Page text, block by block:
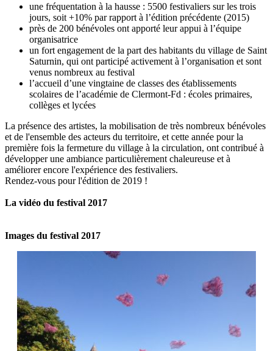
une fréquentation à la hausse : 5500 festivaliers sur les trois
jours, soit +10% par rapport à l’édition précédente (2015)
près de 200 bénévoles ont apporté leur appui à l’équipe
organisatrice
un fort engagement de la part des habitants du village de Saint
Saturnin, qui ont participé activement à l’organisation et sont
venus nombreux au festival
l’accueil d’une vingtaine de classes des établissements
scolaires de l’académie de Clermont-Fd : écoles primaires,
collèges et lycées
La présence des artistes, la mobilisation de très nombreux bénévoles
et de l'ensemble des acteurs du territoire, et cette année pour la
première fois la fermeture du village à la circulation, ont contribué à
développer une ambiance particulièrement chaleureuse et à
améliorer encore l'expérience des festivaliers.
Rendez-vous pour l'édition de 2019 !
La vidéo du festival 2017
Images du festival 2017